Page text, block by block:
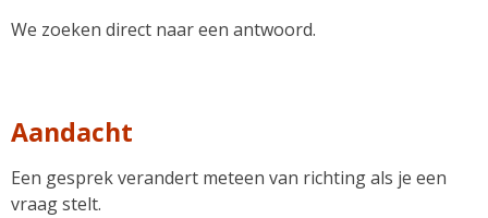
We zoeken direct naar een antwoord.
Aandacht
Een gesprek verandert meteen van richting als je een
vraag stelt.